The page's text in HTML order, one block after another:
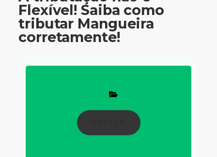
Flexível! Saiba como
tributar Mangueira
corretamente!